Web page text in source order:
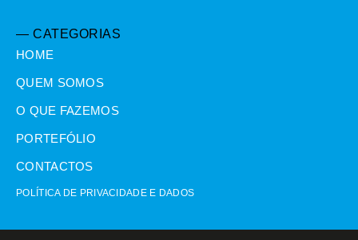
— CATEGORIAS
HOME
QUEM SOMOS
O QUE FAZEMOS
PORTEFÓLIO
CONTACTOS
POLÍTICA DE PRIVACIDADE E DADOS